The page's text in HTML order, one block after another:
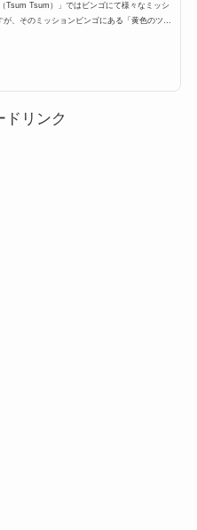
Tsum Tsum）」ではビンゴにて様々なミッシ
が、そのミッションビンゴにある「黄色のツ
デ...
ドリンク